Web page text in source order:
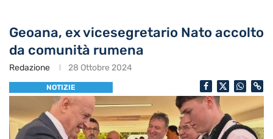
Geoana, ex vicesegretario Nato accolto
da comunità rumena
Redazione 28 Ottobre 2024
NOTIZIE